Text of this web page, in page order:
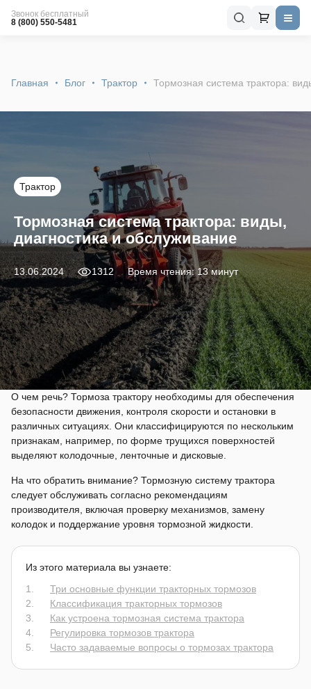
Звонок бесплатный
8 (800) 550-5481
Главная Блог Трактор Тормозная система трактора:
Трактор
Тормозная система трактора: виды,
диагностика и обслуживание
13.06.2024 1312 Время чтения: 13 минут
О чем речь? Тормоза трактору необходимы для обеспечения
безопасности движения, контроля скорости и остановки в
различных ситуациях. Они классифицируются по нескольким
признакам, например, по форме трущихся поверхностей
выделяют колодочные, ленточные и дисковые.
На что обратить внимание? Тормозную систему трактора
следует обслуживать согласно рекомендациям
производителя, включая проверку механизмов, замену
колодок и поддержание уровня тормозной жидкости.
Из этого материала вы узнаете:
Три основные функции тракторных тормозов
Классификация тракторных тормозов
Как устроена тормозная система трактора
Регулировка тормозов трактора
Часто задаваемые вопросы о тормозах трактора